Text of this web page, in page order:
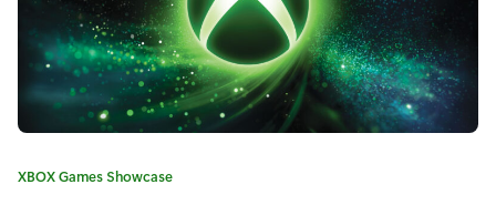
X
b
o
C
XBOX Games Showcase